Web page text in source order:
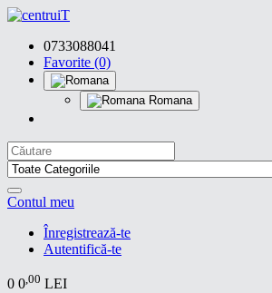
0733088041
Favorite (0)
Romana
Contul meu
Înregistrează-te
Autentifică-te
0 0,00 LEI